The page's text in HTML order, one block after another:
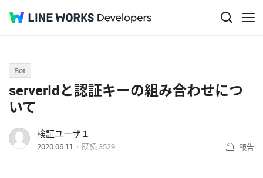
Q&A
Bot
serverIdと認証キーの組み合わせにつ
いて
検証ユーザ１
2020.06.11 既読 3529 報告